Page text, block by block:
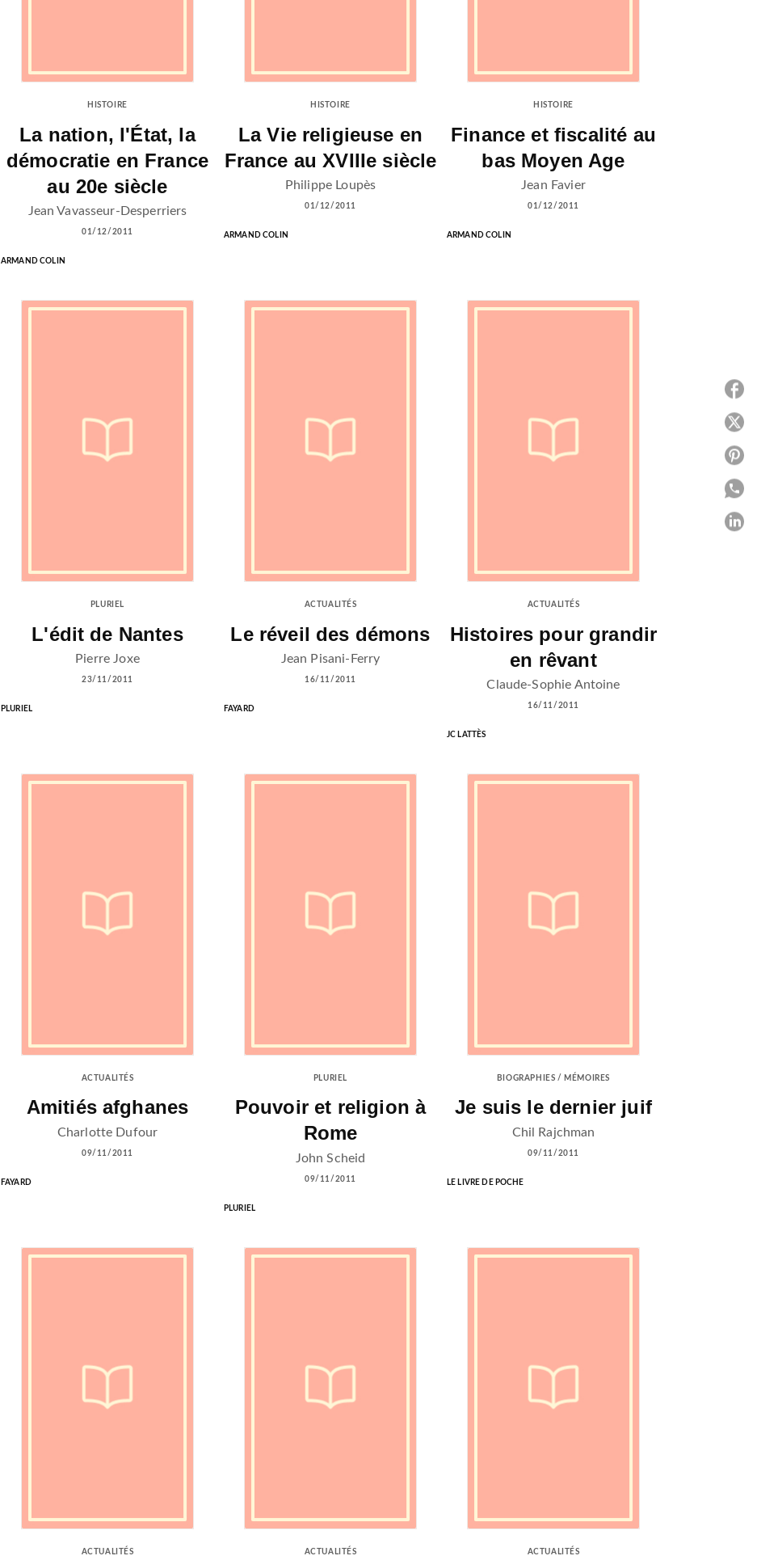
HISTOIRE
La nation, l'État, la
démocratie en France
au 20e siècle
Jean Vavasseur-Desperriers
01/12/2011
ARMAND COLIN
HISTOIRE
La Vie religieuse en
France au XVIIIe siècle
Philippe Loupès
01/12/2011
ARMAND COLIN
HISTOIRE
Finance et fiscalité au
bas Moyen Age
Jean Favier
01/12/2011
ARMAND COLIN
PLURIEL
L'édit de Nantes
Pierre Joxe
23/11/2011
PLURIEL
ACTUALITÉS
Le réveil des démons
Jean Pisani-Ferry
16/11/2011
FAYARD
ACTUALITÉS
Histoires pour grandir
en rêvant
Claude-Sophie Antoine
16/11/2011
JC LATTÈS
ACTUALITÉS
Amitiés afghanes
Charlotte Dufour
09/11/2011
FAYARD
PLURIEL
Pouvoir et religion à
Rome
John Scheid
09/11/2011
PLURIEL
BIOGRAPHIES / MÉMOIRES
Je suis le dernier juif
Chil Rajchman
09/11/2011
LE LIVRE DE POCHE
ACTUALITÉS ACTUALITÉS ACTUALITÉS